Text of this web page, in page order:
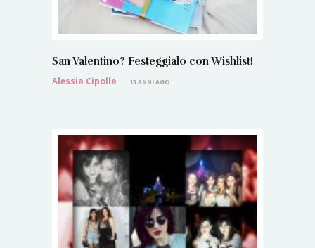
San Valentino? Festeggialo con Wishlist!
Alessia Cipolla
13 ANNI AGO